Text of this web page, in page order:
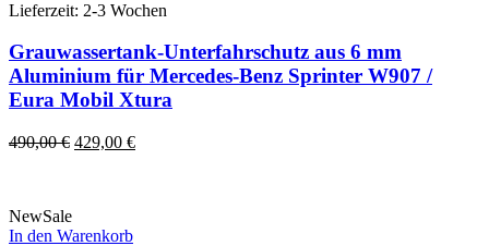
Lieferzeit: 2-3 Wochen
Grauwassertank-Unterfahrschutz aus 6 mm
Aluminium für Mercedes-Benz Sprinter W907 /
Eura Mobil Xtura
490,00€ Ursprünglicher
429,00 €Aktueller
NewSale
In den Warenkorb